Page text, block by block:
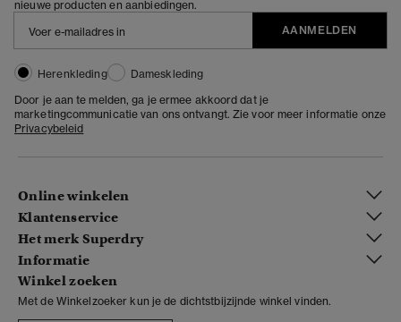
nieuwe producten en aanbiedingen.
AANMELDEN
Herenkleding
Dameskleding
Door je aan te melden, ga je ermee akkoord dat je
marketingcommunicatie van ons ontvangt. Zie voor meer informatie onze
Privacybeleid
Online winkelen
Klantenservice
Het merk Superdry
Informatie
Winkel zoeken
Met de Winkelzoeker kun je de dichtstbijzijnde winkel vinden.